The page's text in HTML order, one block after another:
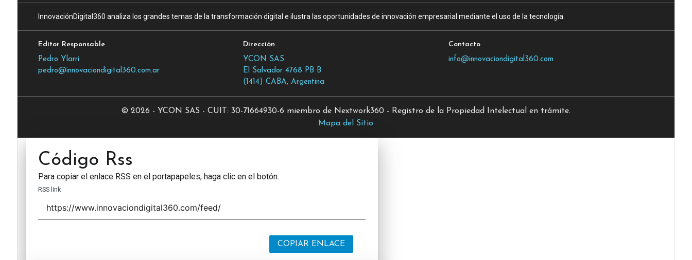
InnovaciónDigital360 analiza los grandes temas de la transformación digital e ilustra las oportunidades de innovación empresarial mediante el uso de la tecnología.
Editor Responsable
Pedro Ylarri
pedro@innovaciondigital360.com.ar
Dirección
YCON SAS
El Salvador 4768 PB B
(1414) CABA, Argentina
Contacto
info@innovaciondigital360.com
© 2026 - YCON SAS - CUIT: 30-71664930-6 miembro de Nextwork360 - Registro de la Propiedad Intelectual en trámite.
Mapa del Sitio
Código Rss
Para copiar el enlace RSS en el portapapeles, haga clic en el botón.
RSS link
COPIAR ENLACE